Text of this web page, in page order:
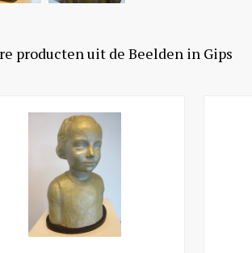
producten uit de Beelden in Gips